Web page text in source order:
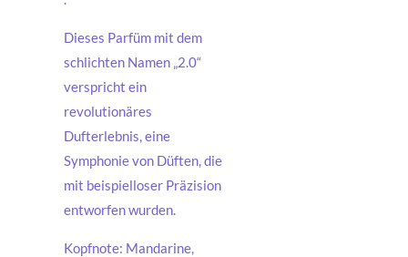
Dieses Parfüm mit dem
schlichten Namen „2.0“
verspricht ein
revolutionäres
Dufterlebnis, eine
Symphonie von Düften, die
mit beispielloser Präzision
entworfen wurden.
Kopfnote: Mandarine,